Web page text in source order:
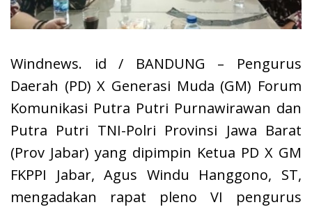
Windnews. id / BANDUNG – Pengurus
Daerah (PD) X Generasi Muda (GM) Forum
Komunikasi Putra Putri Purnawirawan dan
Putra Putri TNI-Polri Provinsi Jawa Barat
(Prov Jabar) yang dipimpin Ketua PD X GM
FKPPI Jabar, Agus Windu Hanggono, ST,
mengadakan rapat pleno VI pengurus